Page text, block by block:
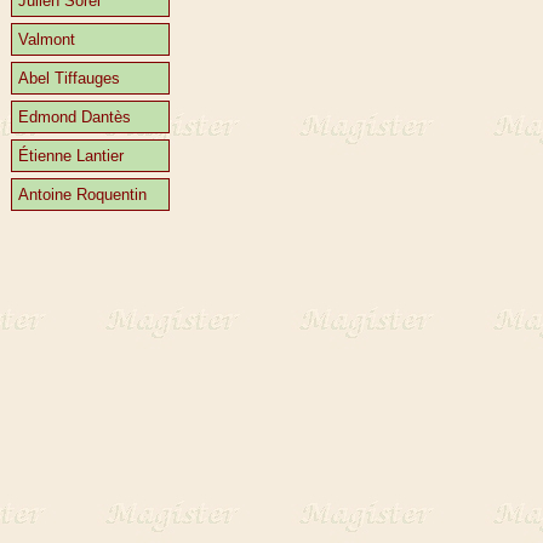
Valmont
Abel Tiffauges
Edmond Dantès
Étienne Lantier
Antoine Roquentin